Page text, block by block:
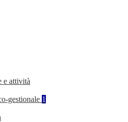
e attività
gestionale 1